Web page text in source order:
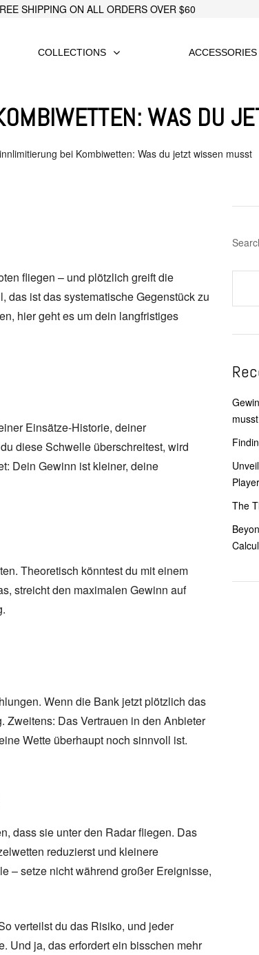
SHIPPING ON ALL ORDERS OVER $60
COLLECTIONS ACCESSORIES
WAS DU
bei Kombiwetten: Was du jetzt wissen musst
fliegen – und plötzlich greift die
das ist das systematische Gegenstück zu
hier geht es um dein langfristiges
Einsätze‑Historie, deiner
diese Schwelle überschreitest, wird
Dein Gewinn ist kleiner, deine
Theoretisch könntest du mit einem
streicht den maximalen Gewinn auf
Wenn die Bank jetzt plötzlich das
Das Vertrauen in den Anbieter
Wette überhaupt noch sinnvoll ist.
dass sie unter den Radar fliegen. Das
reduzierst und kleinere
– setze nicht während großer Ereignisse,
verteilst du das Risiko, und jeder
Und ja, das erfordert ein bisschen mehr
musst
The